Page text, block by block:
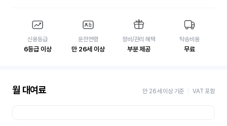
신용등급
6등급 이상
운전연령
만 26세 이상
정비/관리 혜택
부분 제공
탁송비용
무료
월 대여료 만 26세 이상 기준 VAT 포함